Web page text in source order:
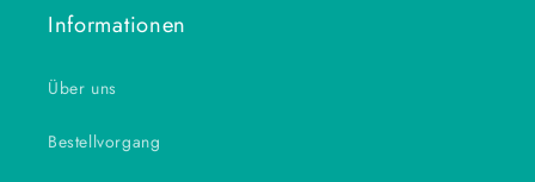
Informationen
Über uns
Bestellvorgang